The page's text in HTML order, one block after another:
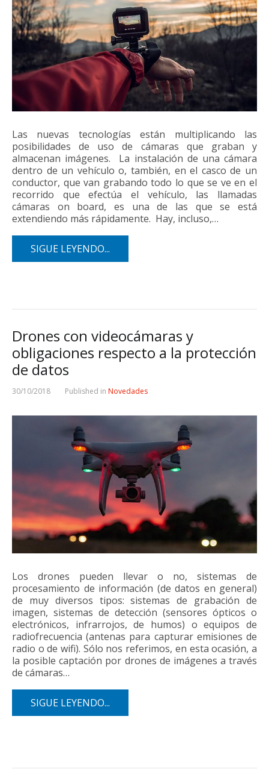
Las nuevas tecnologías están multiplicando las
posibilidades de uso de cámaras que graban y
almacenan imágenes. La instalación de una cámara
dentro de un vehículo o, también, en el casco de un
conductor, que van grabando todo lo que se ve en el
recorrido que efectúa el vehículo, las llamadas
cámaras on board, es una de las que se está
extendiendo más rápidamente. Hay, incluso,…
SIGUE LEYENDO...
Drones con videocámaras y
obligaciones respecto a la protección
de datos
30/10/2018 Published in Novedades
Los drones pueden llevar o no, sistemas de
procesamiento de información (de datos en general)
de muy diversos tipos: sistemas de grabación de
imagen, sistemas de detección (sensores ópticos o
electrónicos, infrarrojos, de humos) o equipos de
radiofrecuencia (antenas para capturar emisiones de
radio o de wifi). Sólo nos referimos, en esta ocasión, a
la posible captación por drones de imágenes a través
de cámaras…
SIGUE LEYENDO...